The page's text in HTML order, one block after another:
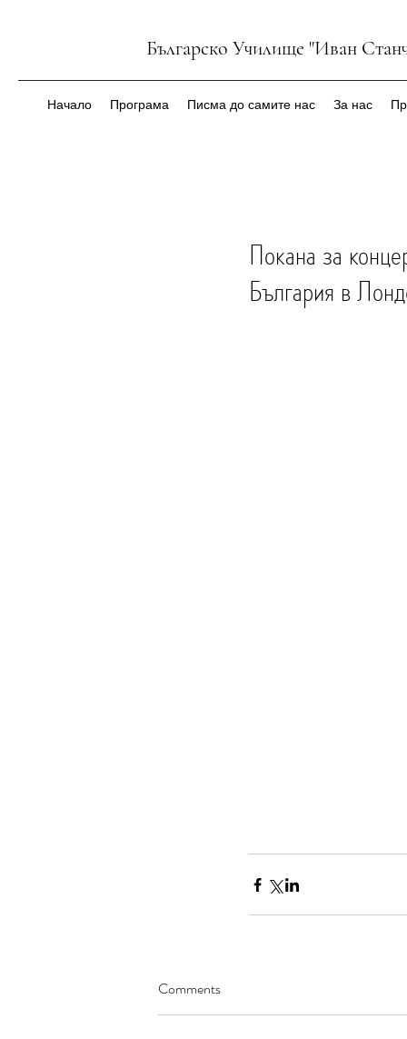
Българско Училище "Иван
Начало Програма Писма до самите нас За нас
Покана за
България в
Comments